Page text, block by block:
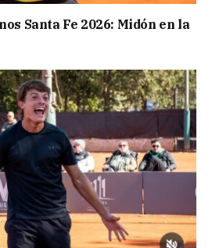
Santa Fe 2026: Midón en la